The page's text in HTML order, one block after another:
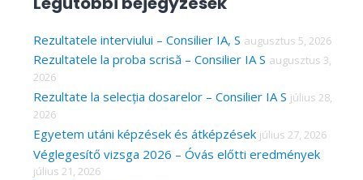
c
h
f
o
r
:
Rezultatele interviului – Consilier IA, S augusztus 5, 2026
Rezultatele la proba scrisă – Consilier IA S augusztus 3,
2026
Rezultate la selecția dosarelor – Consilier IA S július 28,
2026
Egyetem utáni képzések és átképzések július 27, 2026
Véglegesítő vizsga 2026 – Óvás előtti eredmények
július 21, 2026